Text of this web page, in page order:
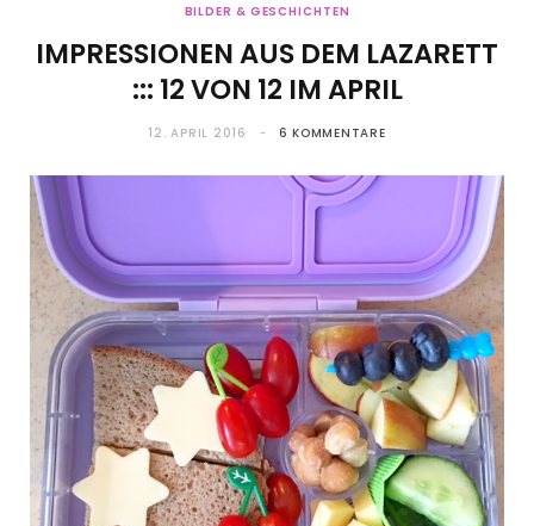
BILDER & GESCHICHTEN
IMPRESSIONEN AUS DEM LAZARETT
::: 12 VON 12 IM APRIL
12. APRIL 2016 6 KOMMENTARE